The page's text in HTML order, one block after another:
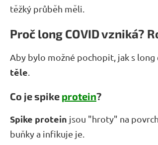
těžký průběh měli.
Proč long COVID vzniká?
Aby bylo možné pochopit, jak s
těle.
Co je spike protein?
Spike protein jsou "hroty" na
buňky a infikuje je.